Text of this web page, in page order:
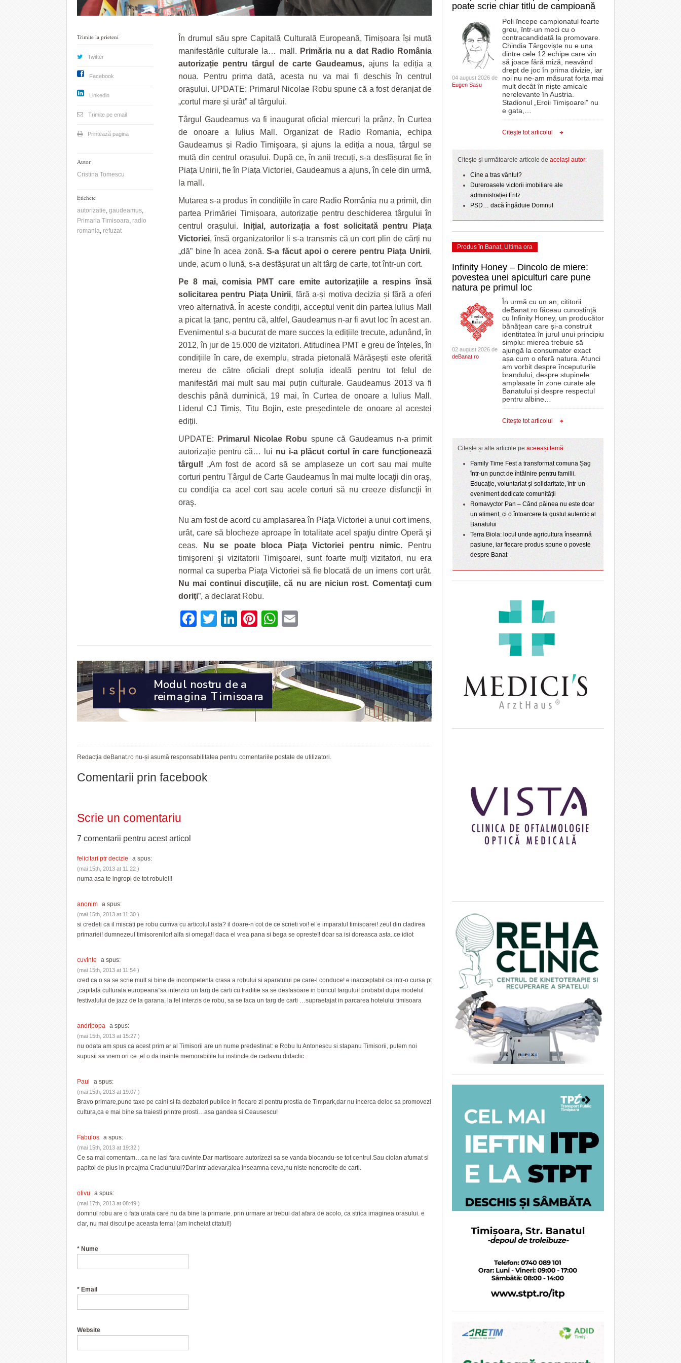
În drumul său spre Capitală Culturală Europeană, Timișoara își mută
manifestările culturale la… mall. Primăria nu a dat Radio România
autorizație pentru târgul de carte Gaudeamus, ajuns la ediția a
noua. Pentru prima dată, acesta nu va mai fi deschis în centrul
orașului. UPDATE: Primarul Nicolae Robu spune că a fost deranjat de
„cortul mare și urât” al târgului.
Târgul Gaudeamus va fi inaugurat oficial miercuri la prânz, în Curtea
de onoare a Iulius Mall. Organizat de Radio Romania, echipa
Gaudeamus și Radio Timişoara, și ajuns la ediția a noua, târgul se
mută din centrul orașului. După ce, în anii trecuți, s-a desfășurat fie în
Piața Unirii, fie în Piața Victoriei, Gaudeamus a ajuns, în cele din urmă,
la mall.
Mutarea s-a produs în condițiile în care Radio România nu a primit, din
partea Primăriei Timișoara, autorizație pentru deschiderea târgului în
centrul orașului.
Inițial, autorizația a fost solicitată pentru Piața
Victoriei, însă organizatorilor li s-a transmis că un cort plin de cărți nu
„dă” bine în acea zonă.S-a făcut apoi o cerere pentru Piața Unirii,
unde, acum o lună, s-a desfășurat un alt târg de carte, tot într-un cort.
Pe 8 mai, comisia PMT care emite autorizațiile a respins însă
solicitarea pentru Piața Unirii, fără a-și motiva decizia și fără a oferi
vreo alternativă. În aceste condiții, acceptul venit din partea Iulius Mall
a picat la țanc, pentru că, altfel, Gaudeamus n-ar fi avut loc în acest an.
Evenimentul s-a bucurat de mare succes la edițiile trecute, adunând, în
2012, în jur de 15.000 de vizitatori. Atitudinea PMT e greu de înțeles, în
condițiile în care, de exemplu, strada pietonală Mărășești este oferită
mereu de către oficiali drept soluția ideală pentru tot felul de
manifestări mai mult sau mai puțin culturale. Gaudeamus 2013 va fi
deschis până duminică, 19 mai, în Curtea de onoare a Iulius Mall.
Liderul CJ Timiș, Titu Bojin, este președintele de onoare al acestei
ediții.
UPDATE: Primarul Nicolae Robu spune că Gaudeamus n-a primit
autorizație pentru că… lui nu i-a plăcut cortul în care funcționează
târgul! „Am fost de acord să se amplaseze un cort sau mai multe
corturi pentru Târgul de Carte Gaudeamus în mai multe locaţii din oraş,
cu condiţia ca acel cort sau acele corturi să nu creeze disfuncţii în
oraş.
Nu am fost de acord cu amplasarea în Piaţa Victoriei a unui cort imens,
urât, care să blocheze aproape în totalitate acel spaţiu dintre Operă şi
ceas.
Nu se poate bloca Piaţa Victoriei pentru nimic. Pentru
timişoreni şi vizitatorii Timişoarei, sunt foarte mulţi vizitatori, nu era
normal ca superba Piaţa Victoriei să fie blocată de un imens cort urât.
Nu mai continui discuţiile, că nu are niciun rost. Comentaţi cum
doriţi”, a declarat Robu.
Facebook
Twitter
LinkedIn
Pinterest
WhatsApp
Trimite la prieteni
Twitter
Facebook
Linkedin
Trimite pe email
Printează pagina
Autor
Cristina Tomescu
Etichete
autorizatie gaudeamus
Primaria Timisoara radio
romania refuzat
Redacția deBanat.ro nu-și asumă responsabilitatea pentru comentariile postate de utilizatori.
Comentarii prin facebook
Scrie un comentariu
7 comentarii pentru acest articol
felicitari ptr decizie a spus:
(mai 15th, 2013 at 11:22 )
numa asa te ingropi de tot robule!!!
anonim a spus:
(mai 15th, 2013 at 11:30 )
si credeti ca il miscati pe robu cumva cu articolul asta? il doare-n cot de ce scrieti voi! el e imparatul timisoarei! zeul din cladirea
primariei! dumnezeul timisorenilor! alfa si omega!! daca el vrea pana si bega se opreste!! doar sa isi doreasca asta..ce idiot
cuvinte a spus:
(mai 15th, 2013 at 11:54 )
cred ca o sa se scrie mult si bine de incompetenta crasa a robului si aparatului pe care-l conduce! e inacceptabil ca intr-o cursa pt
„capitala culturala europeana”sa interzici un targ de carti cu traditie sa se desfasoare in buricul targului! probabil dupa modelul
festivalului de jazz de la garana, la fel interzis de robu, sa se faca un targ de carti …supraetajat in parcarea hotelului timisoara
andripopa a spus:
(mai 15th, 2013 at 15:27 )
nu odata am spus ca acest prim ar al Timisorii are un nume predestinat: e Robu lu Antonescu si stapanu Timisorii, putem noi
supusii sa vrem ori ce ,el o da inainte memorabilile lui instincte de cadavru didactic .
Paul a spus:
(mai 15th, 2013 at 19:07 )
Bravo primare,pune taxe pe caini si fa dezbateri publice in fiecare zi pentru prostia de Timpark,dar nu incerca deloc sa promovezi
cultura,ca e mai bine sa traiesti printre prosti…asa gandea si Ceausescu!
Fabulos a spus:
(mai 15th, 2013 at 19:32 )
Ce sa mai comentam…ca ne lasi fara cuvinte.Dar martisoare autorizezi sa se vanda blocandu-se tot centrul.Sau ciolan afumat si
papitoi de plus in preajma Craciunului?Dar intr-adevar,alea inseamna ceva,nu niste nenorocite de carti.
olivu a spus:
(mai 17th, 2013 at 08:49 )
domnul robu are o fata urata care nu da bine la primarie. prin urmare ar trebui dat afara de acolo, ca strica imaginea orasului. e
clar, nu mai discut pe aceasta tema! (am incheiat citatul!)
* Nume
* Email
Website
poate scrie chiar titlu de campioană
04 august 2026 de
Eugen Sasu
Poli începe campionatul foarte
greu, într-un meci cu o
contracandidată la promovare.
Chindia Târgoviște nu e una
dintre cele 12 echipe care vin
să joace fără miză, neavând
drept de joc în prima divizie, iar
noi nu ne-am măsurat forța mai
mult decât în niște amicale
nerelevante în Austria.
Stadionul „Eroii Timișoarei” nu
e gata,
Citeşte tot articolul
Citeşte şi următoarele articole de acelaşi autor:
Cine a tras vântul?
Dureroasele victorii imobiliare ale
administrației Fritz
PSD… dacă îngăduie Domnul
Produs în Banat, Ultima ora
Infinity Honey – Dincolo de miere:
povestea unei apiculturi care pune
natura pe primul loc
02 august 2026 de
deBanat.ro
În urmă cu un an, cititorii
deBanat.ro făceau cunoștință
cu Infinity Honey, un producător
bănățean care și-a construit
identitatea în jurul unui principiu
simplu: mierea trebuie să
ajungă la consumator exact
așa cum o oferă natura. Atunci
am vorbit despre începuturile
brandului, despre stupinele
amplasate în zone curate ale
Banatului și despre respectul
pentru albine
Citeşte tot articolul
Citește și alte articole pe aceeași temă:
Family Time Fest a transformat comuna Șag
într-un punct de întâlnire pentru familii.
Educație, voluntariat și solidaritate, într-un
eveniment dedicate comunității
Romavyctor Pan – Când pâinea nu este doar
un aliment, ci o întoarcere la gustul autentic al
Banatului
Terra Biola: locul unde agricultura înseamnă
pasiune, iar fiecare produs spune o poveste
despre Banat